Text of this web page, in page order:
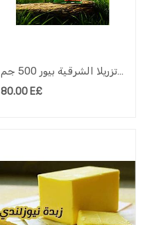
موتزريلا الشرقية بيور 500 جم
80.00E£